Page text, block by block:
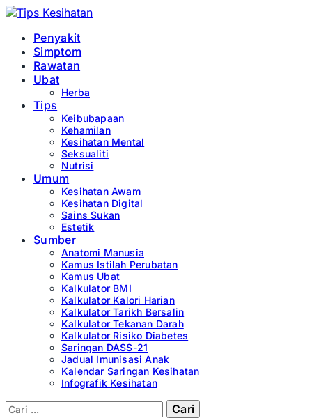
Penyakit
Simptom
Rawatan
Ubat
Herba
Tips
Keibubapaan
Kehamilan
Kesihatan Mental
Seksualiti
Nutrisi
Umum
Kesihatan Awam
Kesihatan Digital
Sains Sukan
Estetik
Sumber
Anatomi Manusia
Kamus Istilah Perubatan
Kamus Ubat
Kalkulator BMI
Kalkulator Kalori Harian
Kalkulator Tarikh Bersalin
Kalkulator Tekanan Darah
Kalkulator Risiko Diabetes
Saringan DASS-21
Jadual Imunisasi Anak
Kalendar Saringan Kesihatan
Infografik Kesihatan
Cari: